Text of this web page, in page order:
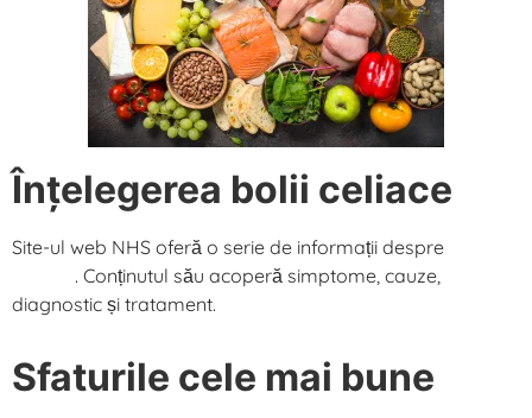
Înțelegerea bolii celiace
Site-ul web NHS oferă o serie de informații despre
. Conținutul său acoperă simptome, cauze,
diagnostic și tratament.
Sfaturile cele mai bune